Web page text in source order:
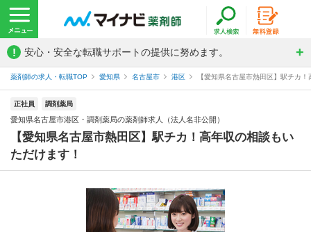
! 安心・安全な転職サポートの提供に努めます。
薬剤師の求人・転職TOP 愛知県 名古屋市 港区 【愛知県名古屋市熱田区】駅チカ
正社員 調剤薬局
愛知県名古屋市港区・調剤薬局の薬剤師求人（法人名非公開）
【愛知県名古屋市熱田区】駅チカ！高年収の相談もい
ただけます！